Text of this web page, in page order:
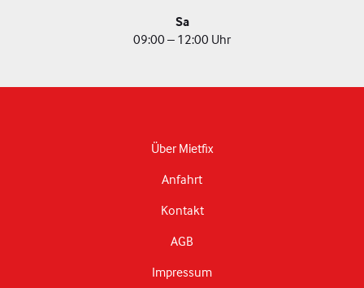
Sa
09:00 – 12:00 Uhr
Über Mietfix
Anfahrt
Kontakt
AGB
Impressum